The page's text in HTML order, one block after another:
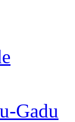
Gadu